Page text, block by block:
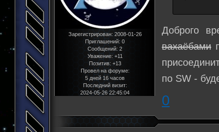
Зарегистрирован: 2008-01-26
Приглашений: 0
Сообщений: 2
Уважение: +11
Позитив: +13
Провел на форуме:
5 дней 16 часов
Последний визит:
2024-05-26 22:45:04
Доброго
вахаёбами
по SW -
0